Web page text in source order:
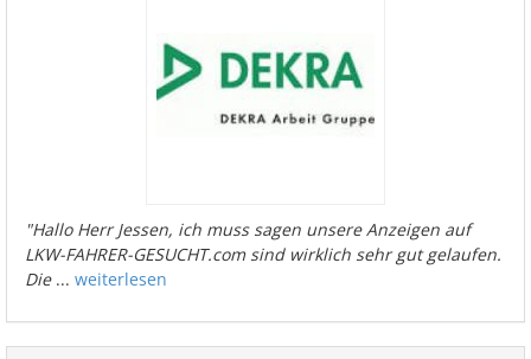
"Hallo Herr Jessen, ich muss sagen unsere Anzeigen auf
LKW-FAHRER-GESUCHT.com sind wirklich sehr gut gelaufen.
Die... weiterlesen